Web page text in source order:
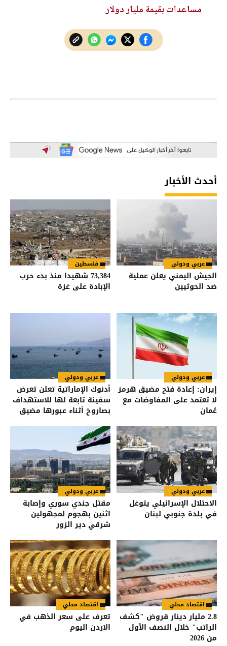
مساعدات بقيمة مليار دولار
أحدث الأخبار
عربي ودولي
الجيش اليمني يعلن عملية
ضد الحوثيين
فلسطين
73,384 شهيدا منذ بدء حرب
الإبادة على غزة
عربي ودولي
إيران: إعادة فتح مضيق هرمز
لا تعتمد على المفاوضات مع
عُمان
عربي ودولي
أدنوك الإماراتية تعلن تعرض
سفينة تابعة لها للاستهداف
بصاروخ أثناء عبورها مضيق
عربي ودولي
الاحتلال الإسرائيلي يتوغل
في بلدة جنوبي لبنان
عربي ودولي
مقتل جندي سوري وإصابة
اثنين بهجوم لمجهولين
شرقي دير الزور
اقتصاد محلي
2.8 مليار دينار قروض "كشف
الراتب" خلال النصف الأول
من 2026
اقتصاد محلي
تعرف على سعر الذهب في
الاردن اليوم